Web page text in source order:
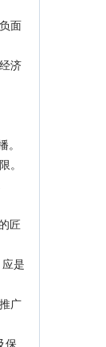
面
济
。
匠
是
广
保